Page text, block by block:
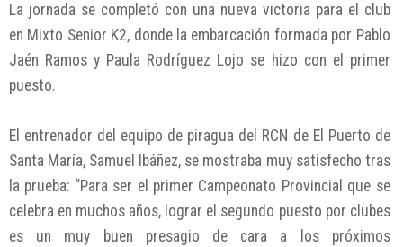
La jornada se completó con una nueva victoria para el club
en Mixto Senior K2, donde la embarcación formada por Pablo
Jaén Ramos y Paula Rodríguez Lojo se hizo con el primer
puesto.
El entrenador del equipo de piragua del RCN de El Puerto de
Santa María, Samuel Ibáñez, se mostraba muy satisfecho tras
la prueba: “Para ser el primer Campeonato Provincial que se
celebra en muchos años, lograr el segundo puesto por clubes
es un muy buen presagio de cara a los próximos